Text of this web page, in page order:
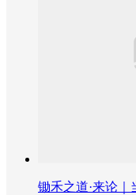
锄禾之道·来论